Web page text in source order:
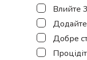
▢
Влийте
▢
▢
Добре
▢